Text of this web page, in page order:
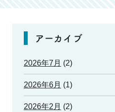
アーカイブ
2026年7月 (2)
2026年6月 (1)
2026年2月 (2)